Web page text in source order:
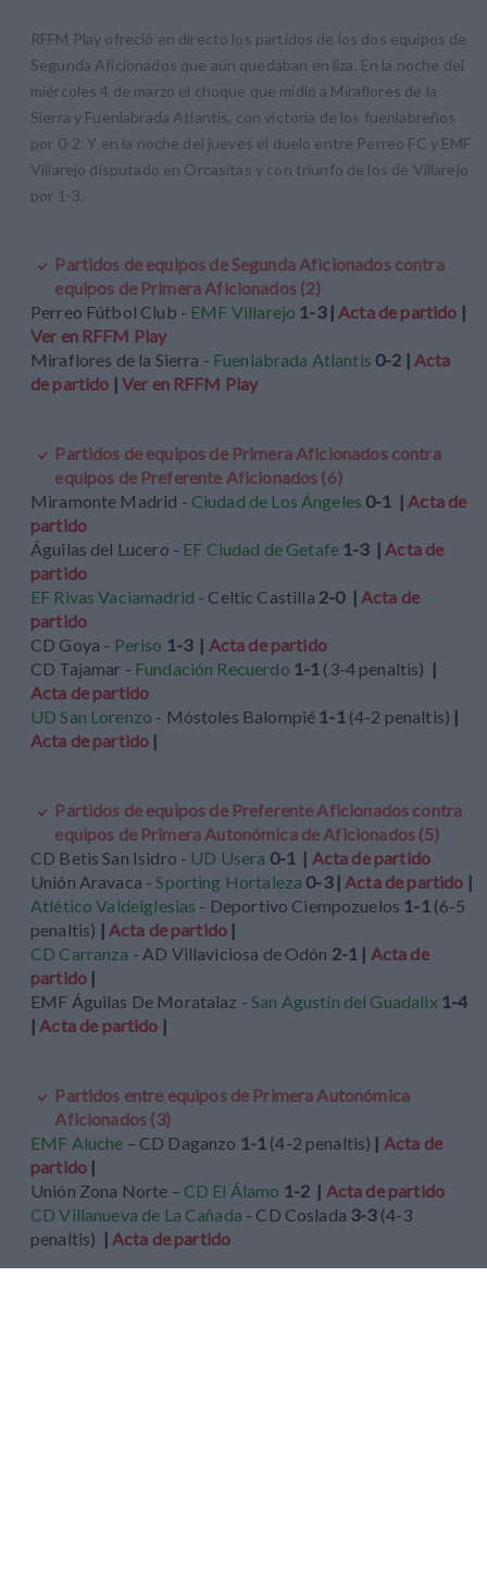
RFFM Play ofreció en directo los partidos de los dos equipos de
Segunda Aficionados que aún quedaban en liza. En la noche del
miércoles 4 de marzo el choque que midió a Miraflores de la
Sierra y Fuenlabrada Atlantis, con victoria de los fuenlabreños
por 0-2. Y en la noche del jueves el duelo entre Perreo FC y EMF
Villarejo disputado en Orcasitas y con triunfo de los de Villarejo
por 1-3.
Partidos de equipos de Segunda Aficionados contra
equipos de Primera Aficionados (2)
Perreo Fútbol Club - EMF Villarejo 1-3 |Acta de partido |
Ver en RFFM Play
Miraflores de la Sierra - Fuenlabrada Atlantis 0-2 | Acta
de partido | Ver en RFFM Play
Partidos de equipos de Primera Aficionados contra
equipos de Preferente Aficionados (6)
Miramonte Madrid - Ciudad de Los Ángeles 0-1 |Acta de
partido
Águilas del Lucero - EF Ciudad de Getafe 1-3 |Acta de
partido
EF Rivas Vaciamadrid - Celtic Castilla 2-0 | Acta de
partido
CD Goya - Periso 1-3 | Acta de partido
CD Tajamar - Fundación Recuerdo 1-1 (3-4 penaltis) |
Acta de partido
UD San Lorenzo - Móstoles Balompié 1-1 (4-2 penaltis) |
Acta de partido |
Partidos de equipos de Preferente Aficionados contra
equipos de Primera Autonómica de Aficionados (5)
CD Betis San Isidro - UD Usera 0-1 | Acta de partido
Unión Aravaca -Sporting Hortaleza 0-3 |Acta de partido |
Atlético Valdeiglesias - Deportivo Ciempozuelos 1-1 (6-5
penaltis) | Acta de partido |
CD Carranza - AD Villaviciosa de Odón 2-1 | Acta de
partido |
EMF Águilas De Moratalaz -San Agustín del Guadalix 1-4
|Acta de partido |
Partidos entre equipos de Primera Autonómica
Aficionados (3)
EMF Aluche – CD Daganzo 1-1 (4-2 penaltis) | Acta de
partido |
Unión Zona Norte – CD El Álamo 1-2 | Acta de partido
CD Villanueva de La Cañada - CD Coslada 3-3(4-3
penaltis) | Acta de partido